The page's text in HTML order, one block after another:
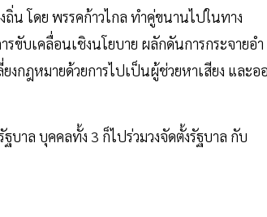
น โดย พรรคก้าวไกล ทำคู่ขนานไปในทาง
ขับเคลื่อนเชิงนโยบาย ผลักดันการกระจายอำ
งกฎหมายด้วยการไปเป็นผู้ช่วยหาเสียง และอ
บาล บุคคลทั้ง 3 ก็ไปร่วมวงจัดตั้งรัฐบาล กับ